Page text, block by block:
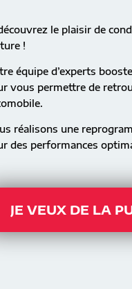
le plaisir de
!
équipe d’experts
vous permettre de
réalisons une
des performances
JE VEUX DE LA